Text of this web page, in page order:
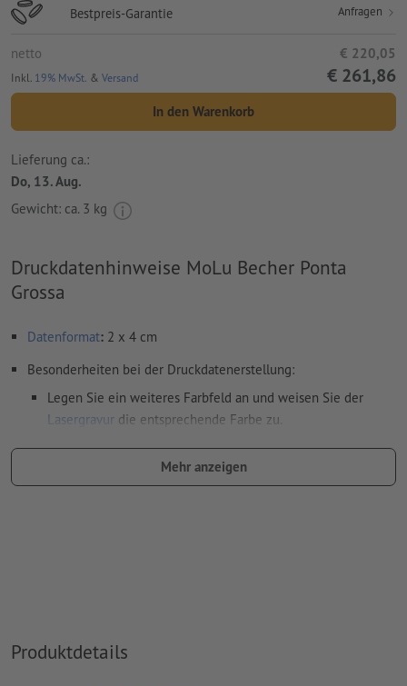
Bestpreis-Garantie Anfragen
netto € 220,05
Inkl. 19% MwSt. & Versand € 261,86
In den Warenkorb
Lieferung ca.:
Do, 13. Aug.
Gewicht: ca. 3 kg
Druckdatenhinweise MoLu Becher Ponta
Grossa
Datenformat: 2 x 4 cm
Besonderheiten bei der Druckdatenerstellung:
Legen Sie ein weiteres Farbfeld an und weisen Sie der
Lasergravur die entsprechende Farbe zu.
Benennung des Farbfelds: "Laser"
Weitere Informationen und Tipps zu
Mehr anzeigen
Produktdetails